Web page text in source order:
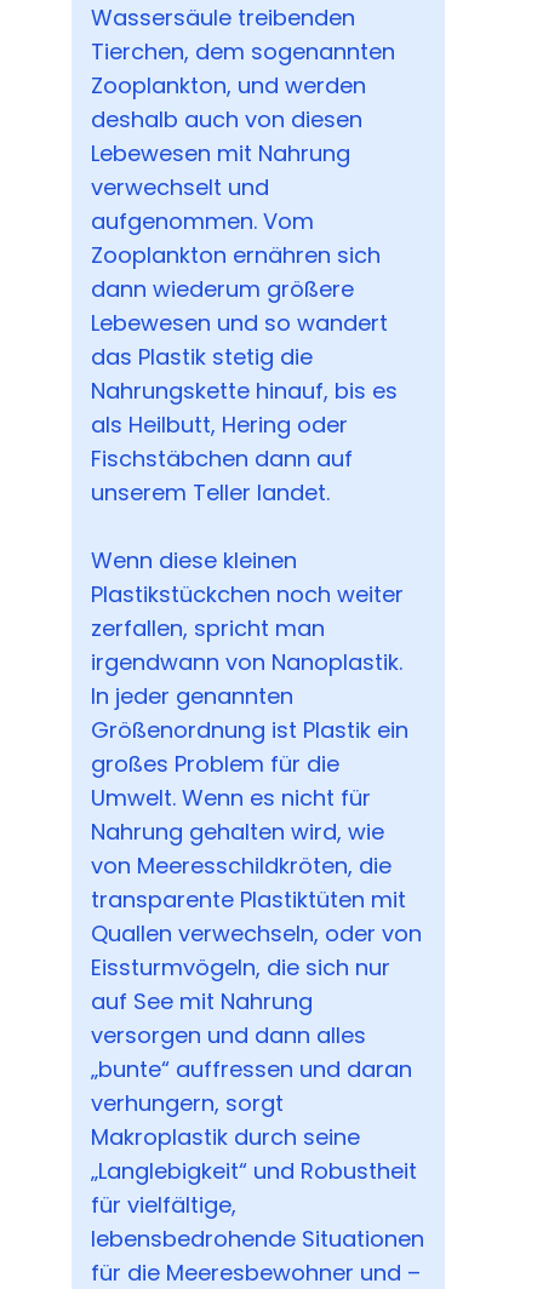
Wassersäule treibenden
Tierchen, dem sogenannten
Zooplankton, und werden
deshalb auch von diesen
Lebewesen mit Nahrung
verwechselt und
aufgenommen. Vom
Zooplankton ernähren sich
dann wiederum größere
Lebewesen und so wandert
das Plastik stetig die
Nahrungskette hinauf, bis es
als Heilbutt, Hering oder
Fischstäbchen dann auf
unserem Teller landet.
Wenn diese kleinen
Plastikstückchen noch weiter
zerfallen, spricht man
irgendwann von Nanoplastik.
In jeder genannten
Größenordnung ist Plastik ein
großes Problem für die
Umwelt. Wenn es nicht für
Nahrung gehalten wird, wie
von Meeresschildkröten, die
transparente Plastiktüten mit
Quallen verwechseln, oder von
Eissturmvögeln, die sich nur
auf See mit Nahrung
versorgen und dann alles
„bunte“ auffressen und daran
verhungern, sorgt
Makroplastik durch seine
„Langlebigkeit“ und Robustheit
für vielfältige,
lebensbedrohende Situationen
für die Meeresbewohner und –